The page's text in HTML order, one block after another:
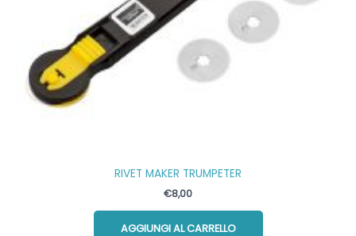
RIVET MAKER TRUMPETER
€8,00
AGGIUNGI AL CARRELLO